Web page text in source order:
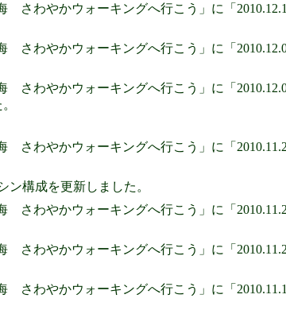
さわやかウォーキングへ行こう」に「
さわやかウォーキングへ行こう」に「
さわやかウォーキングへ行こう」に「
さわやかウォーキングへ行こう」に「
ン構成を更新しました。
さわやかウォーキングへ行こう」に「
さわやかウォーキングへ行こう」に「
さわやかウォーキングへ行こう」に「